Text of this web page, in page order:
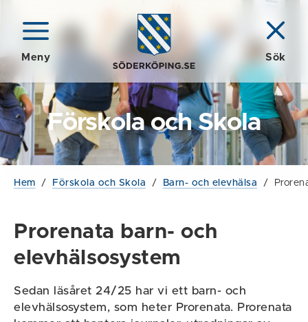
Meny Sök
Förskola och Skola
Hem / Förskola och Skola / Barn- och elevhälsa /
Prorenata barn- och
elevhälsosystem
Sedan läsåret 24/25 har vi ett barn- och
elevhälsosystem, som heter Prorenata. Prorenata